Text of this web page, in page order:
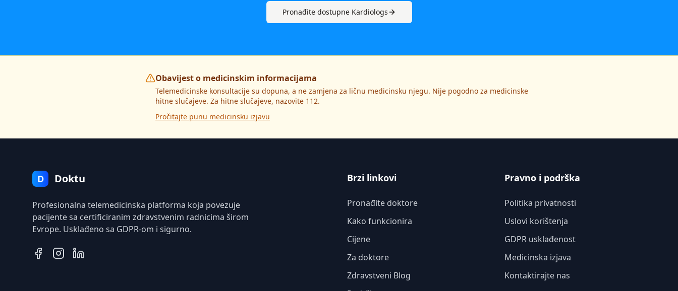
Pronađite dostupne Kardiologs
Obavijest o medicinskim informacijama
Telemedicinske konsultacije su dopuna, a ne zamjena za ličnu medicinsku njegu. Nije pogodno za medicinske
hitne slučajeve. Za hitne slučajeve, nazovite 112.
Pročitajte punu medicinsku izjavu
D Doktu
Profesionalna telemedicinska platforma koja povezuje
pacijente sa certificiranim zdravstvenim radnicima širom
Evrope. Usklađeno sa GDPR-om i sigurno.
Brzi linkovi
Pronađite doktore
Kako funkcionira
Cijene
Za doktore
Zdravstveni Blog
Pravno i podrška
Politika privatnosti
Uslovi korištenja
GDPR usklađenost
Medicinska izjava
Kontaktirajte nas